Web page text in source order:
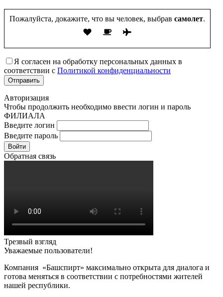
Пожалуйста, докажите, что вы человек, выбрав самолет.
Я согласен на обработку персональных данных в
соответствии с Политикой конфиденциальности
Авторизация
Чтобы продолжить необходимо ввести логин и пароль
ФИЛИАЛА
Введите логин
Введите пароль
Войти
Обратная связь
Трезвый взгляд
Уважаемые пользователи!
Компания «Башспирт» максимально открыта для диалога и
готова меняться в соответствии с потребностями жителей
нашей республики.